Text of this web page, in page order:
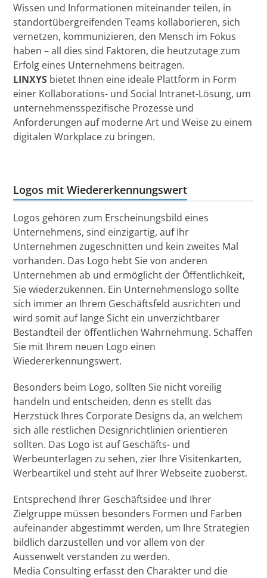
Wissen und Informationen miteinander teilen, in
standortübergreifenden Teams kollaborieren, sich
vernetzen, kommunizieren, den Mensch im Fokus
haben – all dies sind Faktoren, die heutzutage zum
Erfolg eines Unternehmens beitragen.
LINXYS bietet Ihnen eine ideale Plattform in Form
einer Kollaborations- und Social Intranet-Lösung, um
unternehmensspezifische Prozesse und
Anforderungen auf moderne Art und Weise zu einem
digitalen Workplace zu bringen.
Logos mit Wiedererkennungswert
Logos gehören zum Erscheinungsbild eines
Unternehmens, sind einzigartig, auf Ihr
Unternehmen zugeschnitten und kein zweites Mal
vorhanden. Das Logo hebt Sie von anderen
Unternehmen ab und ermöglicht der Öffentlichkeit,
Sie wiederzukennen. Ein Unternehmenslogo sollte
sich immer an Ihrem Geschäftsfeld ausrichten und
wird somit auf lange Sicht ein unverzichtbarer
Bestandteil der öffentlichen Wahrnehmung. Schaffen
Sie mit Ihrem neuen Logo einen
Wiedererkennungswert.
Besonders beim Logo, sollten Sie nicht voreilig
handeln und entscheiden, denn es stellt das
Herzstück Ihres Corporate Designs da, an welchem
sich alle restlichen Designrichtlinien orientieren
sollten. Das Logo ist auf Geschäfts- und
Werbeunterlagen zu sehen, zier Ihre Visitenkarten,
Werbeartikel und steht auf Ihrer Webseite zuoberst.
Entsprechend Ihrer Geschäftsidee und Ihrer
Zielgruppe müssen besonders Formen und Farben
aufeinander abgestimmt werden, um Ihre Strategien
bildlich darzustellen und vor allem von der
Aussenwelt verstanden zu werden.
Media Consulting erfasst den Charakter und die